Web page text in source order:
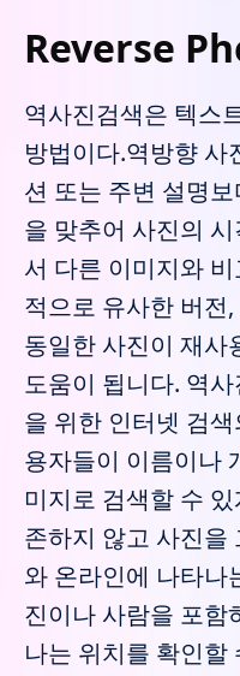
Reverse
역사진검색은 텍스
방법이다.역방향 사
션 또는 주변 설명
을 맞추어 사진의
서 다른 이미지와
적으로 유사한 버전
동일한 사진이 재사
도움이 됩니다. 역
을 위한 인터넷 검
용자들이 이름이나
미지로 검색할 수
존하지 않고 사진을
와 온라인에 나타
진이나 사람을 포함
나는 위치를 확인할